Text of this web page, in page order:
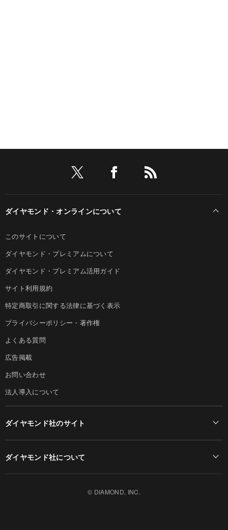
ダイヤモンド・オンラインについて
このサイトについて
ダイヤモンド・プレミアムについて
ダイヤモンド・プレミアム活用ガイド
サイト利用規約
特定商取引に関する法律に基づく表示
プライバシーポリシー・著作権
よくある質問
広告掲載
お問い合わせ
法人導入について
ダイヤモンド社のサイト
ダイヤモンド社について
© DIAMOND, INC.